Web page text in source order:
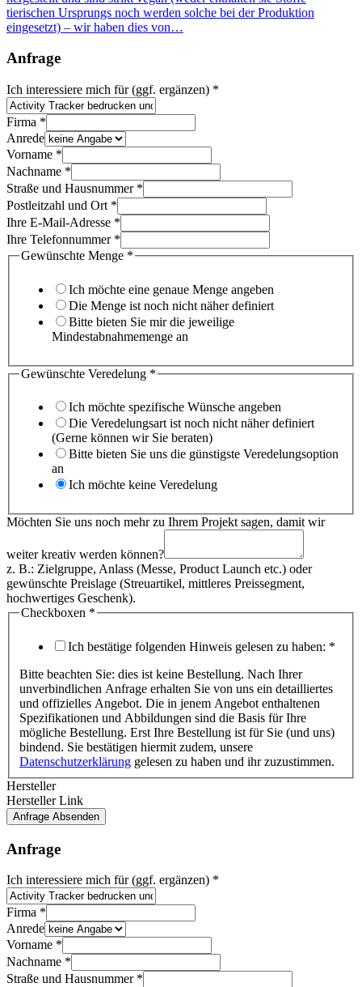
tierischen Ursprungs noch werden solche bei der Produktion
eingesetzt) – wir haben dies von…
Anfrage
Ich interessiere mich für (ggf. ergänzen) *
Firma *
Anrede
Vorname *
Nachname *
E-
Mail-
Adresse
für
sagen,
Straße und Hausnummer *
Postleitzahl und Ort *
Ihre E-Mail-Adresse *
Ihre Telefonnummer *
Gewünschte Menge *
Ich möchte eine genaue Menge angeben
Die Menge ist noch nicht näher definiert
Bitte bieten Sie mir die jeweilige
Mindestabnahmemenge an
Gewünschte Veredelung *
Ich möchte spezifische Wünsche angeben
Die Veredelungsart ist noch nicht näher definiert
(Gerne können wir Sie beraten)
Bitte bieten Sie uns die günstigste Veredelungsoption
an
Ich möchte keine Veredelung
Möchten Sie uns noch mehr zu Ihrem Projekt sagen, damit wir
weiter kreativ werden können?
z. B.: Zielgruppe, Anlass (Messe, Product Launch etc.) oder
gewünschte Preislage (Streuartikel, mittleres Preissegment,
hochwertiges Geschenk).
Checkboxen *
Ich bestätige folgenden Hinweis gelesen zu haben: *
Bitte beachten Sie: dies ist keine Bestellung. Nach Ihrer
unverbindlichen Anfrage erhalten Sie von uns ein detailliertes
und offizielles Angebot. Die in jenem Angebot enthaltenen
Spezifikationen und Abbildungen sind die Basis für Ihre
mögliche Bestellung. Erst Ihre Bestellung ist für Sie (und uns)
bindend. Sie bestätigen hiermit zudem, unsere
Datenschutzerklärung gelesen zu haben und ihr zuzustimmen.
Hersteller
Hersteller Link
Anfrage Absenden
Anfrage
Ich interessiere mich für (ggf. ergänzen) *
Firma *
Anrede
Vorname *
Nachname *
Straße und Hausnummer *